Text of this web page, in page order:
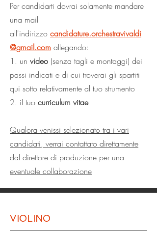
Per candidarti dovrai solamente mandare
una mail
all'indirizzo candidature.orchestravivaldi
@gmail.com allegando:​
1. un video (senza tagli e montaggi) dei
passi indicati e di cui troverai gli spartiti
qui sotto relativamente al tuo strumento
2. il tuo curriculum vitae
Qualora venissi selezionato tra i vari
candidati, verrai contattato direttamente
dal direttore di produzione per una
eventuale collaborazione
VIOLINO